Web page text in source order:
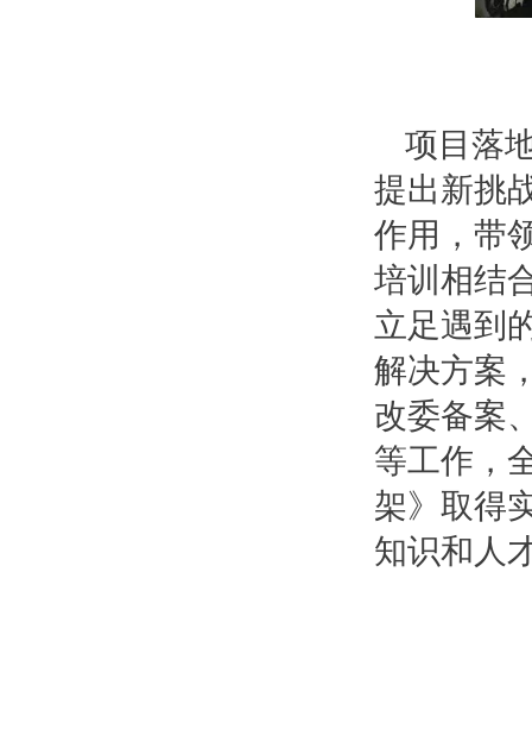
项目落
提出新挑
作用，带
培训相结
立足遇到
解决方案
改委备案
等工作，
架》取得
知识和人